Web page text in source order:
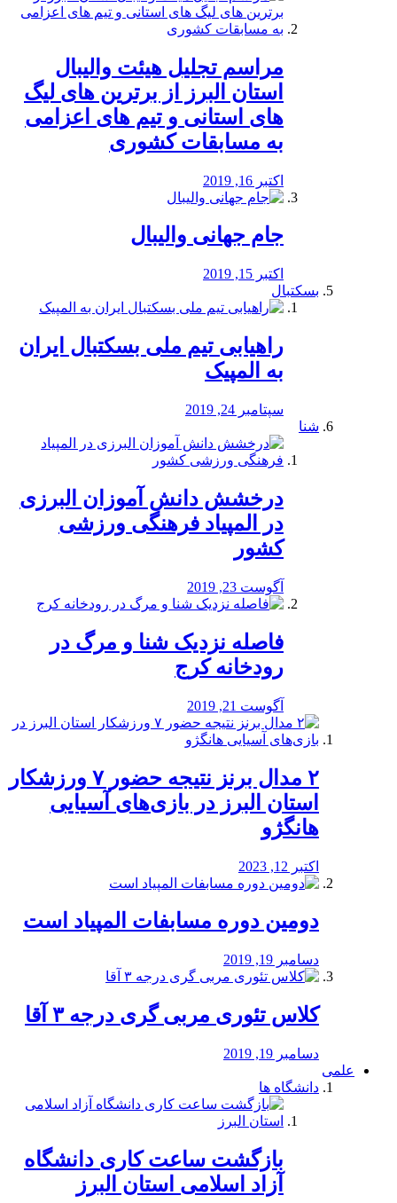
مراسم تجلیل هیئت والیبال
استان البرز از برترین های لیگ
های استانی و تیم های اعزامی
به مسابقات کشوری
اکتبر 16, 2019
جام جهانی والیبال
اکتبر 15, 2019
بسکتبال
راهیابی تیم ملی بسکتبال ایران
به المپیک
سپتامبر 24, 2019
شنا
درخشش دانش آموزان البرزی
در المپیاد فرهنگی ورزشی
کشور
آگوست 23, 2019
️فاصله نزدیک شنا و مرگ در
رودخانه کرج
آگوست 21, 2019
۲ مدال برنز نتیجه حضور ۷ ورزشکار
استان البرز در بازی‌های آسیایی
هانگژو
اکتبر 12, 2023
دومین دوره مسابفات المپیاد است
دسامبر 19, 2019
کلاس تئوری مربی گری درجه ۳ آقا
دسامبر 19, 2019
علمی
دانشگاه ها
بازگشت ساعت کاری دانشگاه
آزاد اسلامی استان البرز